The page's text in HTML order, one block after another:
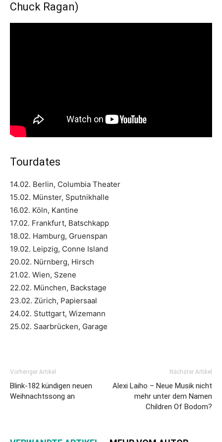
Chuck Ragan)
Tourdates
14.02. Berlin, Columbia Theater
15.02. Münster, Sputnikhalle
16.02. Köln, Kantine
17.02. Frankfurt, Batschkapp
18.02. Hamburg, Gruenspan
19.02. Leipzig, Conne Island
20.02. Nürnberg, Hirsch
21.02. Wien, Szene
22.02. München, Backstage
23.02. Zürich, Papiersaal
24.02. Stuttgart, Wizemann
25.02. Saarbrücken, Garage
Vorheriger Artikel
Blink-182 kündigen neuen
Weihnachtssong an
Nächster Artikel
Alexi Laiho – Neue Musik nicht
mehr unter dem Namen
Children Of Bodom?